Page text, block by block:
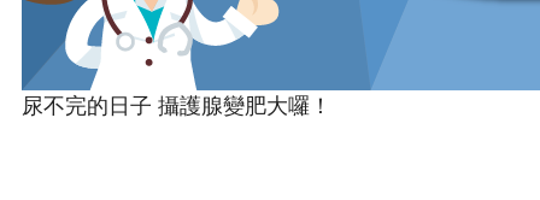
尿不完的日子 攝護腺變肥大囉！